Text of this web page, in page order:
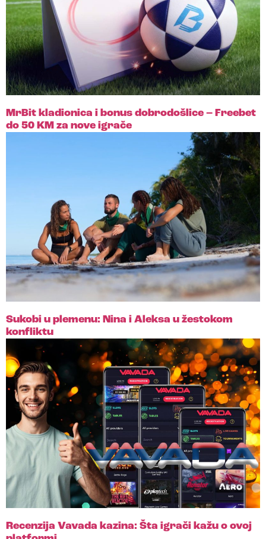
MrBit kladionica i bonus dobrodošlice – Freebet
do 50 KM za nove igrače
Sukobi u plemenu: Nina i Aleksa u žestokom
konfliktu
Recenzija Vavada kazina: Šta igrači kažu o ovoj